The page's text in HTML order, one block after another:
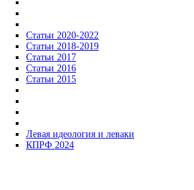
Статьи 2020-2022
Статьи 2018-2019
Статьи 2017
Статьи 2016
Статьи 2015
Левая идеология и леваки
КПРФ 2024